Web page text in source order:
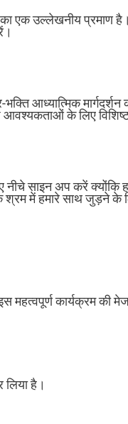
का एक उल्लेखनीय
आध्यात्मिक
आवश्यकताओं के लिए
नीचे साइन अप करें
में हमारे साथ जुड़ने के
कार्यक्रम की
लिया है।